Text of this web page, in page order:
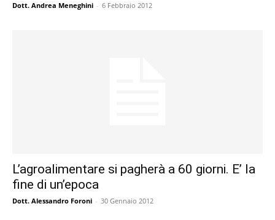
Dott. Andrea Meneghini - 6 Febbraio 2012
L’agroalimentare si pagherà a 60 giorni. E’ la
fine di un’epoca
Dott. Alessandro Foroni - 30 Gennaio 2012